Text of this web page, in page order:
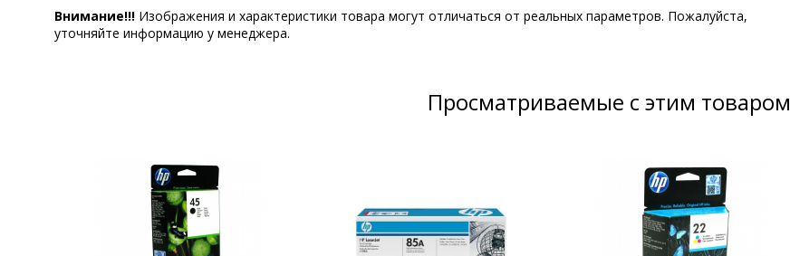
Внимание!!! Изображения и характеристики товара могут отличаться от реальных параметров. Пожалуйста,
уточняйте информацию у менеджера.
Просматриваемые с этим товаром